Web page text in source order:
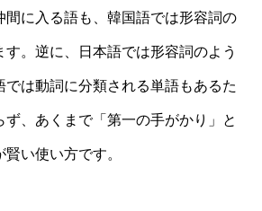
間に入る語も、韓国語では形容詞の
。逆に、日本語では形容詞のよう
では動詞に分類される単語もあるた
、あくまで「第一の手がかり」と
い使い方です。